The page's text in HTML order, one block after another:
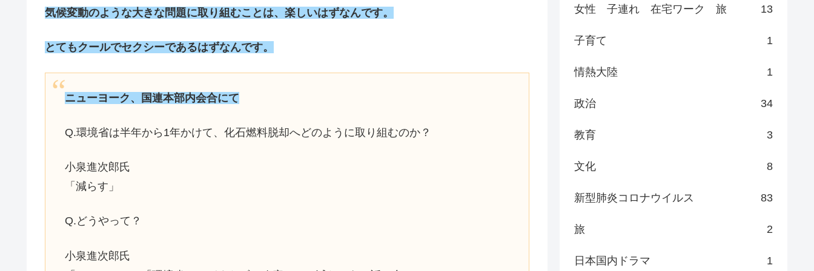
気候変動のような大きな問題に取り組むことは、楽しいはずなんです。
とてもクールでセクシーであるはずなんです。
ニューヨーク、国連本部内会合にて
Q.環境省は半年から1年かけて、化石燃料脱却へどのように取り組むのか？
小泉進次郎氏
「減らす」
Q.どうやって？
小泉進次郎氏
女性 子連れ 在宅ワーク 旅 13
子育て 1
情熱大陸 1
政治 34
教育 3
文化 8
新型肺炎コロナウイルス 83
旅 2
日本国内ドラマ 1